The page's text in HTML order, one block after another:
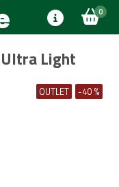
0
Light
OUTLET -40 %